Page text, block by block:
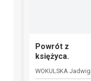
Powrót z
księżyca.
WOKULSKA